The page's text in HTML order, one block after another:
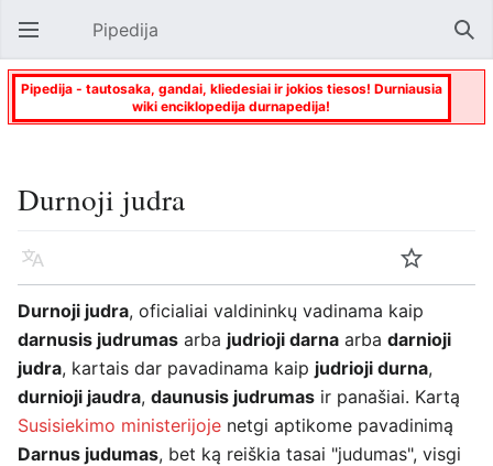
Atverti pagrindinį meniu Pipedija
Pipedija - tautosaka, gandai, kliedesiai ir jokios tiesos! Durniausia
wiki enciklopedija durnapedija!
Durnoji judra
Kalba Stebėti
Durnoji judra, oficialiai valdininkų vadinama kaip
darnusis judrumas arba judrioji darna arba darnioji
judra, kartais dar pavadinama kaip judrioji durna,
durnioji jaudra, daunusis judrumas ir panašiai. Kartą
Susisiekimo ministerijoje netgi aptikome pavadinimą
Darnus judumas, bet ką reiškia tasai "judumas", visgi